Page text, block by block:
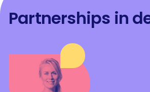
Partnerships in